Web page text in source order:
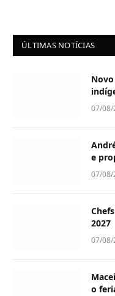
ÚLTIMAS NOTÍCIAS
07/08/
e
07/08/
2027
07/08/
o